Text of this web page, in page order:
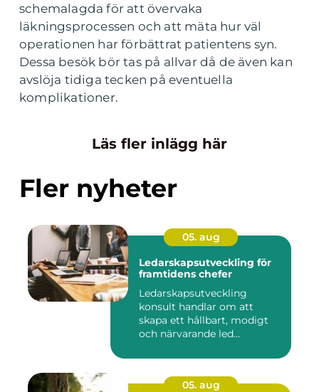
schemalagda för att övervaka
läkningsprocessen och att mäta hur väl
operationen har förbättrat patientens syn.
Dessa besök bör tas på allvar då de även kan
avslöja tidiga tecken på eventuella
komplikationer.
Läs fler inlägg här
Fler nyheter
05. aug
Ledarskapsutveckling för
framtidens chefer
Ledarskapsutveckling
konsult handlar om att
skapa ett hållbart, modigt
och närvarande led...
05. aug